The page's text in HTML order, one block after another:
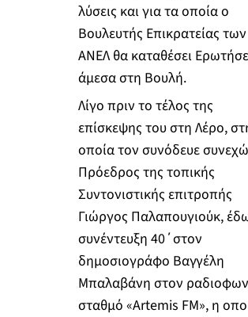
λύσεις και για τα οποία ο
Βουλευτής Επικρατείας των
ΑΝΕΛ θα καταθέσει
άμεσα στη Βουλή.
Λίγο πριν το τέλος της
επίσκεψης του στη Λέρο,
οποία τον συνόδευε
Πρόεδρος της τοπικής
Συντονιστικής επιτροπής
Γιώργος Παλαπουγιούκ,
συνέντευξη 40΄στον
δημοσιογράφο Βαγγέλη
Μπαλαβάνη στον
σταθμό «Artemis FM», η